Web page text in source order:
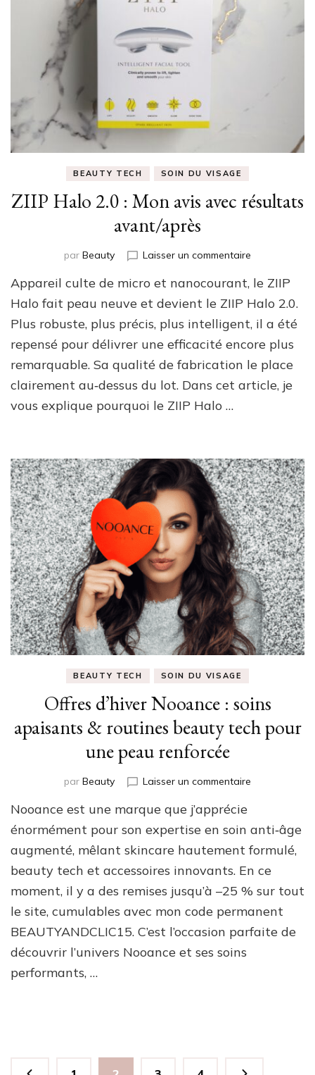
BEAUTY TECH SOIN DU VISAGE
ZIIP Halo 2.0 : Mon avis avec résultats
avant/après
par Beauty Laisser un commentaire
Halo
2.0
Mon
avis
avec
résultats
avant/après
Appareil culte de micro et nanocourant, le ZIIP
Halo fait peau neuve et devient le ZIIP Halo 2.0.
Plus robuste, plus précis, plus intelligent, il a été
repensé pour délivrer une efficacité encore plus
remarquable. Sa qualité de fabrication le place
clairement au‑dessus du lot. Dans cet article, je
vous explique pourquoi le ZIIP Halo …
BEAUTY TECH SOIN DU VISAGE
Offres d’hiver Nooance : soins
apaisants & routines beauty tech pour
une peau renforcée
par Beauty Laisser un commentaire
Nooance
soins
apaisants
routines
beauty
tech
Nooance est une marque que j’apprécie
énormément pour son expertise en soin anti‑âge
augmenté, mêlant skincare hautement formulé,
beauty tech et accessoires innovants. En ce
moment, il y a des remises jusqu’à –25 % sur tout
le site, cumulables avec mon code permanent
BEAUTYANDCLIC15. C’est l’occasion parfaite de
découvrir l’univers Nooance et ses soins
performants, …
Pagination